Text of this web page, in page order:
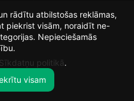
0
10
rādītu atbilstošas reklāmas,
piekrist visām, noraidīt ne-
Nepieciešamās
politikā.
visam